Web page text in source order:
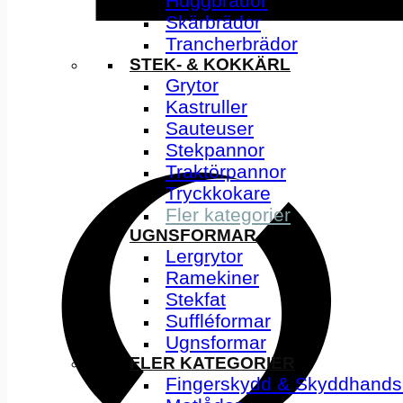
Skärbrädor
Trancherbrädor
STEK- & KOKKÄRL
Grytor
Kastruller
Sauteuser
Stekpannor
Traktörpannor
Tryckkokare
Fler kategorier
UGNSFORMAR
Lergrytor
Ramekiner
Stekfat
Suffléformar
Ugnsformar
FLER KATEGORIER
Fingerskydd &